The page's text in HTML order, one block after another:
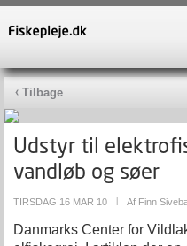
Tilbage
Udstyr til
vandløb og søer
TIRSDAG 16 MAR 10 Af Finn
Danmarks Center for